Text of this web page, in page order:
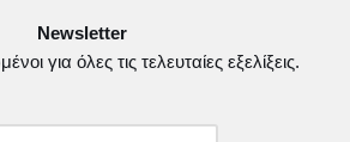
ε
Newsletter
για όλες τις τελευταίες εξελίξεις.